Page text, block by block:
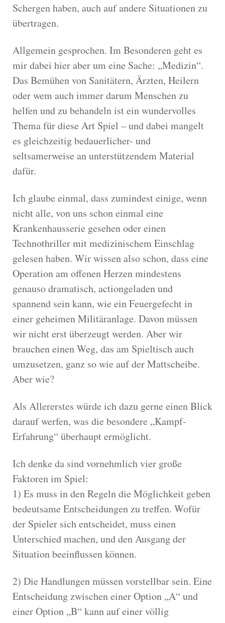
Schergen haben, auch auf andere Situationen zu
übertragen.
Allgemein gesprochen. Im Besonderen geht es
mir dabei hier aber um eine Sache: „Medizin“.
Das Bemühen von Sanitätern, Ärzten, Heilern
oder wem auch immer darum Menschen zu
helfen und zu behandeln ist ein wundervolles
Thema für diese Art Spiel – und dabei mangelt
es gleichzeitig bedauerlicher- und
seltsamerweise an unterstützendem Material
dafür.
Ich glaube einmal, dass zumindest einige, wenn
nicht alle, von uns schon einmal eine
Krankenhausserie gesehen oder einen
Technothriller mit medizinischem Einschlag
gelesen haben. Wir wissen also schon, dass eine
Operation am offenen Herzen mindestens
genauso dramatisch, actiongeladen und
spannend sein kann, wie ein Feuergefecht in
einer geheimen Militäranlage. Davon müssen
wir nicht erst überzeugt werden. Aber wir
brauchen einen Weg, das am Spieltisch auch
umzusetzen, ganz so wie auf der Mattscheibe.
Aber wie?
Als Allererstes würde ich dazu gerne einen Blick
darauf werfen, was die besondere „Kampf-
Erfahrung“ überhaupt ermöglicht.
Ich denke da sind vornehmlich vier große
Faktoren im Spiel:
1) Es muss in den Regeln die Möglichkeit geben
bedeutsame Entscheidungen zu treffen. Wofür
der Spieler sich entscheidet, muss einen
Unterschied machen, und den Ausgang der
Situation beeinflussen können.
2) Die Handlungen müssen vorstellbar sein. Eine
Entscheidung zwischen einer Option „A“ und
einer Option „B“ kann auf einer völlig